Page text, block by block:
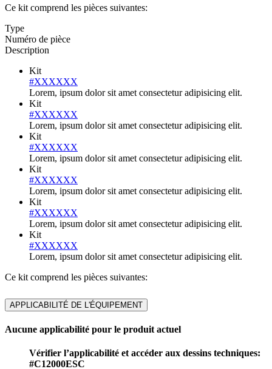
Ce kit comprend les pièces suivantes:
Type
Numéro de pièce
Description
Kit
#XXXXXX
Lorem, ipsum dolor sit amet consectetur adipisicing elit.
Kit
#XXXXXX
Lorem, ipsum dolor sit amet consectetur adipisicing elit.
Kit
#XXXXXX
Lorem, ipsum dolor sit amet consectetur adipisicing elit.
Kit
#XXXXXX
Lorem, ipsum dolor sit amet consectetur adipisicing elit.
Kit
#XXXXXX
Lorem, ipsum dolor sit amet consectetur adipisicing elit.
Kit
#XXXXXX
Lorem, ipsum dolor sit amet consectetur adipisicing elit.
Ce kit comprend les pièces suivantes:
APPLICABILITÉ DE L'ÉQUIPEMENT
Aucune applicabilité pour le produit actuel
Vérifier l’applicabilité et accéder aux dessins techniques:
#C12000ESC